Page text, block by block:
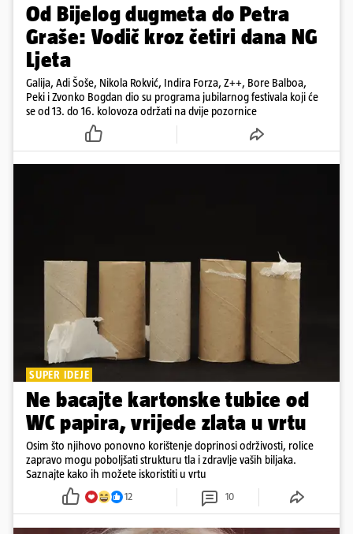
Od Bijelog dugmeta do Petra
Graše: Vodič kroz četiri dana NG
Ljeta
Galija, Adi Šoše, Nikola Rokvić, Indira Forza, Z++, Bore Balboa,
Peki i Zvonko Bogdan dio su programa jubilarnog festivala koji će
se od 13. do 16. kolovoza održati na dvije pozornice
SUPER IDEJE
Ne bacajte kartonske tubice od
WC papira, vrijede zlata u vrtu
Osim što njihovo ponovno korištenje doprinosi održivosti, rolice
zapravo mogu poboljšati strukturu tla i zdravlje vaših biljaka.
Saznajte kako ih možete iskoristiti u vrtu
12 10